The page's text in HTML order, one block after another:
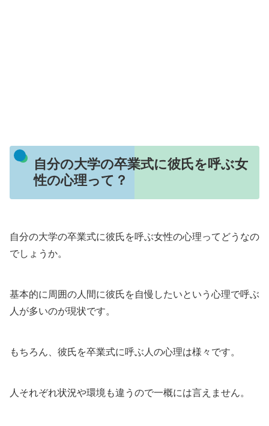
自分の大学の卒業式に彼氏を呼ぶ女
性の心理って？
自分の大学の卒業式に彼氏を呼ぶ女性の心理ってどうなの
でしょうか。
基本的に周囲の人間に彼氏を自慢したいという心理で呼ぶ
人が多いのが現状です。
もちろん、彼氏を卒業式に呼ぶ人の心理は様々です。
人それぞれ状況や環境も違うので一概には言えません。